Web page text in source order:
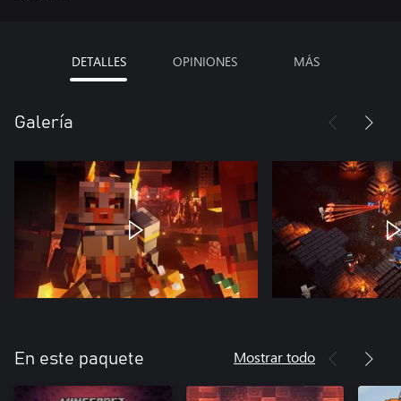
DETALLES OPINIONES MÁS
Galería
En este paquete Mostrar todo